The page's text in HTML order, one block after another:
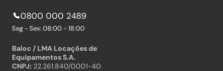
0800 000 2489
Seg - Sex: 08:00 - 18:00
Baloc / LMA Locações de
Equipamentos S.A.
CNPJ: 22.261.840/0001-40